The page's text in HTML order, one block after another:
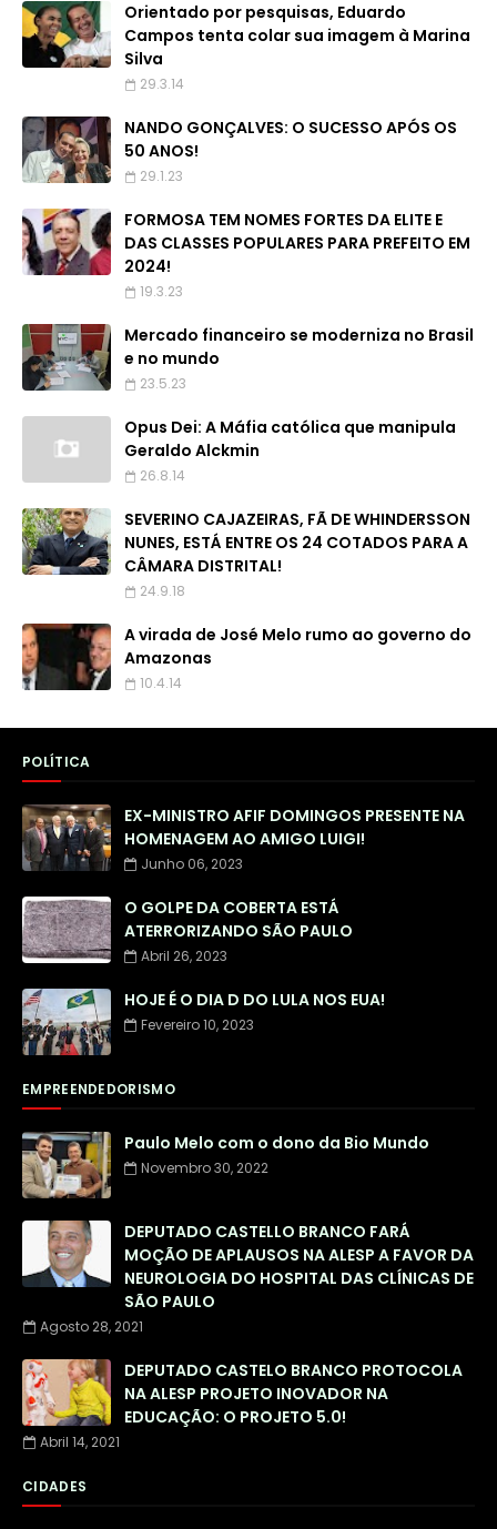
Orientado por pesquisas, Eduardo
Campos tenta colar sua imagem à Marina
Silva
29.3.14
NANDO GONÇALVES: O SUCESSO APÓS OS
50 ANOS!
29.1.23
FORMOSA TEM NOMES FORTES DA ELITE E
DAS CLASSES POPULARES PARA PREFEITO EM
2024!
19.3.23
Mercado financeiro se moderniza no Brasil
e no mundo
23.5.23
Opus Dei: A Máfia católica que manipula
Geraldo Alckmin
26.8.14
SEVERINO CAJAZEIRAS, FÃ DE WHINDERSSON
NUNES, ESTÁ ENTRE OS 24 COTADOS PARA A
CÂMARA DISTRITAL!
24.9.18
A virada de José Melo rumo ao governo do
Amazonas
10.4.14
POLÍTICA
EX-MINISTRO AFIF DOMINGOS PRESENTE NA
HOMENAGEM AO AMIGO LUIGI!
Junho 06, 2023
O GOLPE DA COBERTA ESTÁ
ATERRORIZANDO SÃO PAULO
Abril 26, 2023
HOJE É O DIA D DO LULA NOS EUA!
Fevereiro 10, 2023
EMPREENDEDORISMO
Paulo Melo com o dono da Bio Mundo
Novembro 30, 2022
DEPUTADO CASTELLO BRANCO FARÁ
MOÇÃO DE APLAUSOS NA ALESP A FAVOR DA
NEUROLOGIA DO HOSPITAL DAS CLÍNICAS DE
SÃO PAULO
Agosto 28, 2021
DEPUTADO CASTELO BRANCO PROTOCOLA
NA ALESP PROJETO INOVADOR NA
EDUCAÇÃO: O PROJETO 5.0!
Abril 14, 2021
CIDADES